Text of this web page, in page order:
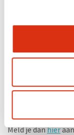
Op de
Meld je danhier